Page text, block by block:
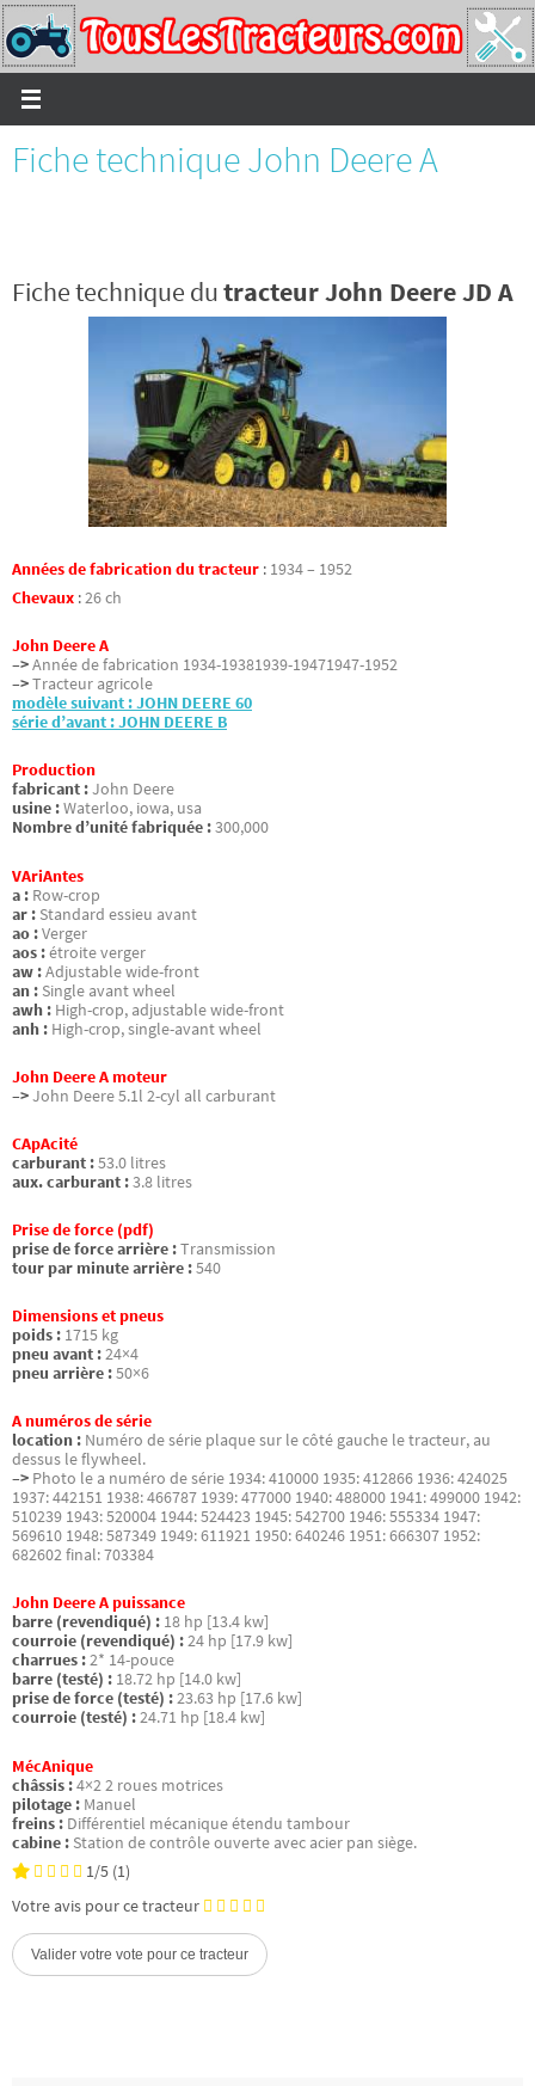
Passer
vers
le
contenu
Fiche technique John Deere A
Fiche technique dutracteur John Deere JD A
Années de fabrication du tracteur : 1934 – 1952
Chevaux :26 ch
John Deere A
–>Année de fabrication 1934-19381939-19471947-1952
–>Tracteur agricole
modèle suivant : JOHN DEERE 60
série d’avant : JOHN DEERE B
Production
fabricant :John Deere
usine :Waterloo, iowa, usa
Nombre d’unité fabriquée :300,000
VAriAntes
a : Row-crop
ar : Standard essieu avant
ao :Verger
aos :étroite verger
aw :Adjustable wide-front
an : Single avant wheel
awh : High-crop, adjustable wide-front
anh : High-crop, single-avant wheel
John Deere A moteur
–>John Deere 5.1l 2-cyl all carburant
CApAcité
carburant :53.0 litres
aux. carburant :3.8 litres
Prise de force (pdf)
prise de force arrière :Transmission
tour par minute arrière :540
Dimensions et pneus
poids : 1715 kg
pneu avant :24×4
pneu arrière :50×6
A numéros de série
location : Numéro de série plaque sur le côté gauche le tracteur, au
dessus le flywheel.
–> Photo le a numéro de série 1934: 410000 1935: 412866 1936: 424025
1937: 442151 1938: 466787 1939: 477000 1940: 488000 1941: 499000 1942:
510239 1943: 520004 1944: 524423 1945: 542700 1946: 555334 1947:
569610 1948: 587349 1949: 611921 1950: 640246 1951: 666307 1952:
682602 final: 703384
John Deere A puissance
barre (revendiqué) : 18 hp [13.4 kw]
courroie (revendiqué) :24 hp [17.9 kw]
charrues :2* 14-pouce
barre (testé) : 18.72 hp [14.0 kw]
prise de force (testé) :23.63 hp [17.6 kw]
courroie (testé) :24.71 hp [18.4 kw]
MécAnique
châssis :4×2 2 roues motrices
pilotage : Manuel
freins : Différentiel mécanique étendu tambour
cabine : Station de contrôle ouverte avec acier pan siège.
1/5 (1)
Votre avis pour ce tracteur